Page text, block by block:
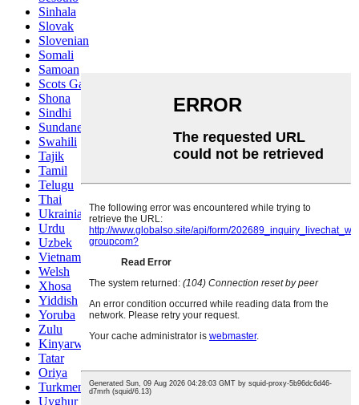
Sinhala
Slovak
Slovenian
Somali
Samoan
Scots Gaelic
Shona
Sindhi
Sundanese
Swahili
Tajik
Tamil
Telugu
Thai
Ukrainian
Urdu
Uzbek
Vietnamese
Welsh
Xhosa
Yiddish
Yoruba
Zulu
Kinyarwanda
Tatar
Oriya
Turkmen
Uyghur